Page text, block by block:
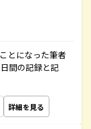
とになった筆者
間の記録と記
詳細を見る